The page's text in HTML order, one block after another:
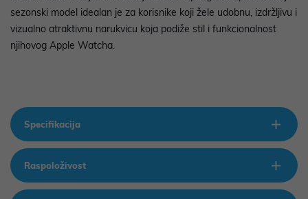
sezonski model idealan je za korisnike koji žele udobnu, izdržljivu i
vizualno atraktivnu narukvicu koja podiže stil i funkcionalnost
njihovog Apple Watcha.
Specifikacija
Raspoloživost